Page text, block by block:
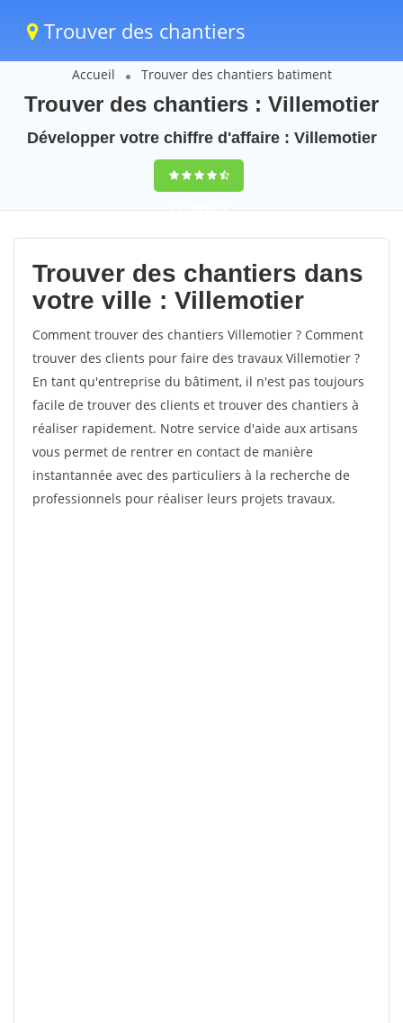
Trouver des chantiers
Accueil Trouver des chantiers batiment
Trouver des chantiers : Villemotier
Développer votre chiffre d'affaire : Villemotier
9,5(100%)44
votes
Trouver des chantiers dans
votre ville : Villemotier
Comment trouver des chantiers Villemotier ? Comment
trouver des clients pour faire des travaux Villemotier ?
En tant qu'entreprise du bâtiment, il n'est pas toujours
facile de trouver des clients et trouver des chantiers à
réaliser rapidement. Notre service d'aide aux artisans
vous permet de rentrer en contact de manière
instantannée avec des particuliers à la recherche de
professionnels pour réaliser leurs projets travaux.